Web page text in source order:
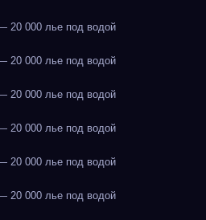
000 лье под водой
000 лье под водой
000 лье под водой
000 лье под водой
000 лье под водой
000 лье под водой